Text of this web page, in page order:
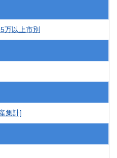
万以上市別
集計]